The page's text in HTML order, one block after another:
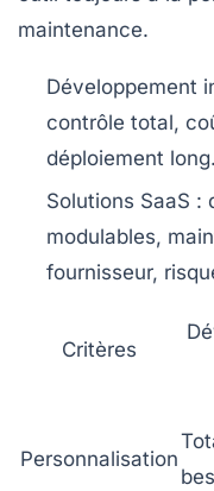
maintenance.
Développement
contrôle total,
déploiement long.
Solutions SaaS :
modulables,
fournisseur,
Critères
Personnalisation